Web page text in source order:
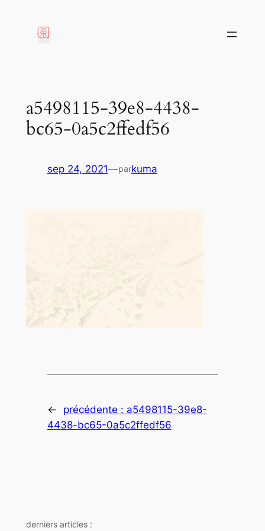
contenu
a5498115-39e8-4438-
bc65-0a5c2ffedf56
sep 24, 2021—parkuma
← précédente : a5498115-39e8-
4438-bc65-0a5c2ffedf56
derniers articles :